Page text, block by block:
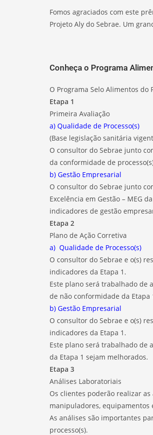
Fomos agraciados com este
Projeto Aly do Sebrae. Um
Conheça o Programa
O Programa Selo Alimentos do
Etapa 1
Primeira Avaliação
a) Qualidade de Processo(s)
(Base legislação sanitária
O consultor do Sebrae junto
da conformidade de
b) Gestão Empresarial
O consultor do Sebrae junto
Excelência em Gestão – MEG
indicadores de gestão
Etapa 2
Plano de Ação Corretiva
a) Qualidade de Processo(s)
O consultor do Sebrae e o(s)
indicadores da Etapa 1.
Este plano será trabalhado de
de não conformidade da
b) Gestão Empresarial
O consultor do Sebrae e o(s)
indicadores da Etapa 1.
Este plano será trabalhado de
da Etapa 1 sejam melhorados.
Etapa 3
Análises Laboratoriais
Os clientes poderão realizar
manipuladores, equipamentos
As análises são importantes
processo(s).